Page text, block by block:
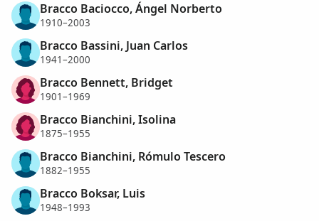
Bracco Baciocco, Ángel Norberto
1910–2003
Bracco Bassini, Juan Carlos
1941–2000
Bracco Bennett, Bridget
1901–1969
Bracco Bianchini, Isolina
1875–1955
Bracco Bianchini, Rómulo Tescero
1882–1955
Bracco Boksar, Luis
1948–1993